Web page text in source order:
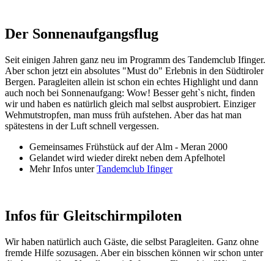
Der Sonnenaufgangsflug
Seit einigen Jahren ganz neu im Programm des Tandemclub Ifinger.
Aber schon jetzt ein absolutes "Must do" Erlebnis in den Südtiroler
Bergen. Paragleiten allein ist schon ein echtes Highlight und dann
auch noch bei Sonnenaufgang: Wow! Besser geht`s nicht, finden
wir und haben es natürlich gleich mal selbst ausprobiert. Einziger
Wehmutstropfen, man muss früh aufstehen. Aber das hat man
spätestens in der Luft schnell vergessen.
Gemeinsames Frühstück auf der Alm - Meran 2000
Gelandet wird wieder direkt neben dem Apfelhotel
Mehr Infos unterTandemclub Ifinger
Infos für Gleitschirmpiloten
Wir haben natürlich auch Gäste, die selbst Paragleiten. Ganz ohne
fremde Hilfe sozusagen. Aber ein bisschen können wir schon unter